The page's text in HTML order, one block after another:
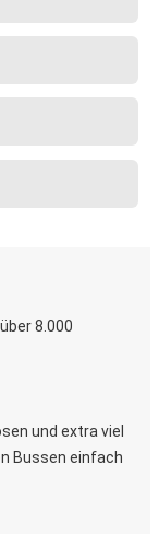
8.000
und extra viel
Bussen einfach